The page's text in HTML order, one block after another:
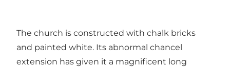
The church is constructed with chalk bricks
and painted white. Its abnormal chancel
extension has given it a magnificent long